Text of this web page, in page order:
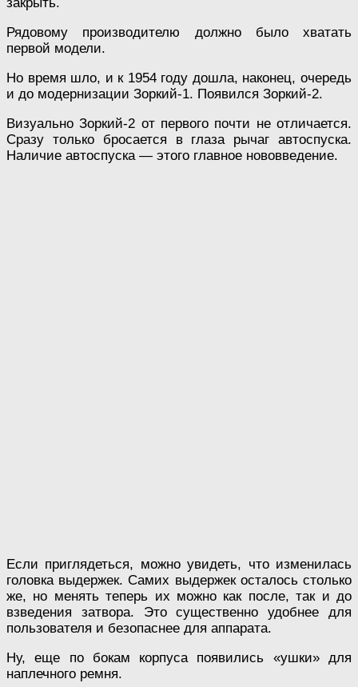
Рядовому производителю должно было хватать
первой модели.
Но время шло, и к 1954 году дошла, наконец, очередь
и до модернизации Зоркий-1. Появился Зоркий-2.
Визуально Зоркий-2 от первого почти не отличается.
Сразу только бросается в глаза рычаг автоспуска.
Наличие автоспуска — этого главное нововведение.
Если приглядеться, можно увидеть, что изменилась
головка выдержек. Самих выдержек осталось столько
же, но менять теперь их можно как после, так и до
взведения затвора. Это существенно удобнее для
пользователя и безопаснее для аппарата.
Ну, еще по бокам корпуса появились «ушки» для
наплечного ремня.